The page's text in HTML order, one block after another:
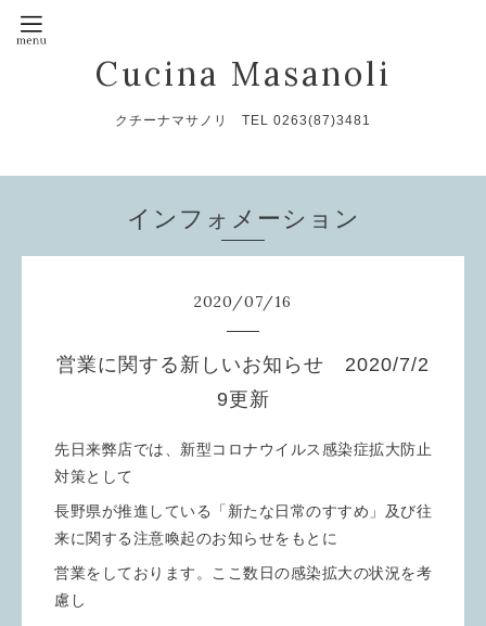
Cucina Masanoli
クチーナマサノリ TEL 0263(87)3481
インフォメーション
2020/07/16
営業に関する新しいお知らせ 2020/7/2
9更新
先日来弊店では、新型コロナウイルス感染症拡大防止
対策として
長野県が推進している「新たな日常のすすめ」及び往
来に関する注意喚起のお知らせをもとに
営業をしております。ここ数日の感染拡大の状況を考
慮し